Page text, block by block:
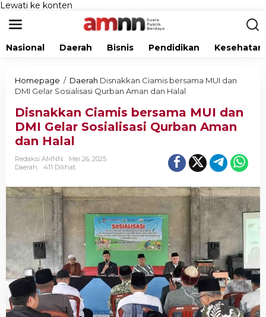
Lewati ke konten
Nasional Daerah Bisnis Pendidikan Kesehatan
Homepage / Daerah Disnakkan Ciamis bersama MUI dan
DMI Gelar Sosialisasi Qurban Aman dan Halal
Disnakkan Ciamis bersama MUI dan
DMI Gelar Sosialisasi Qurban Aman
dan Halal
Redaksi AMNN
Mei 26, 2025
Daerah
411 Dilihat